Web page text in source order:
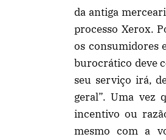
da antiga
processo Xerox.
os consumidores
burocrático deve
seu serviço irá,
geral”. Uma vez
incentivo ou
mesmo com a